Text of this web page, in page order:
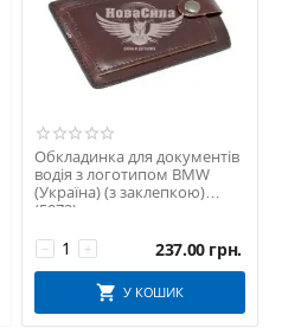
Обкладинка для документів
водія з логотипом BMW
(Україна) (з заклепкою)
(5072)
+
− 237.00 грн.
У КОШИК